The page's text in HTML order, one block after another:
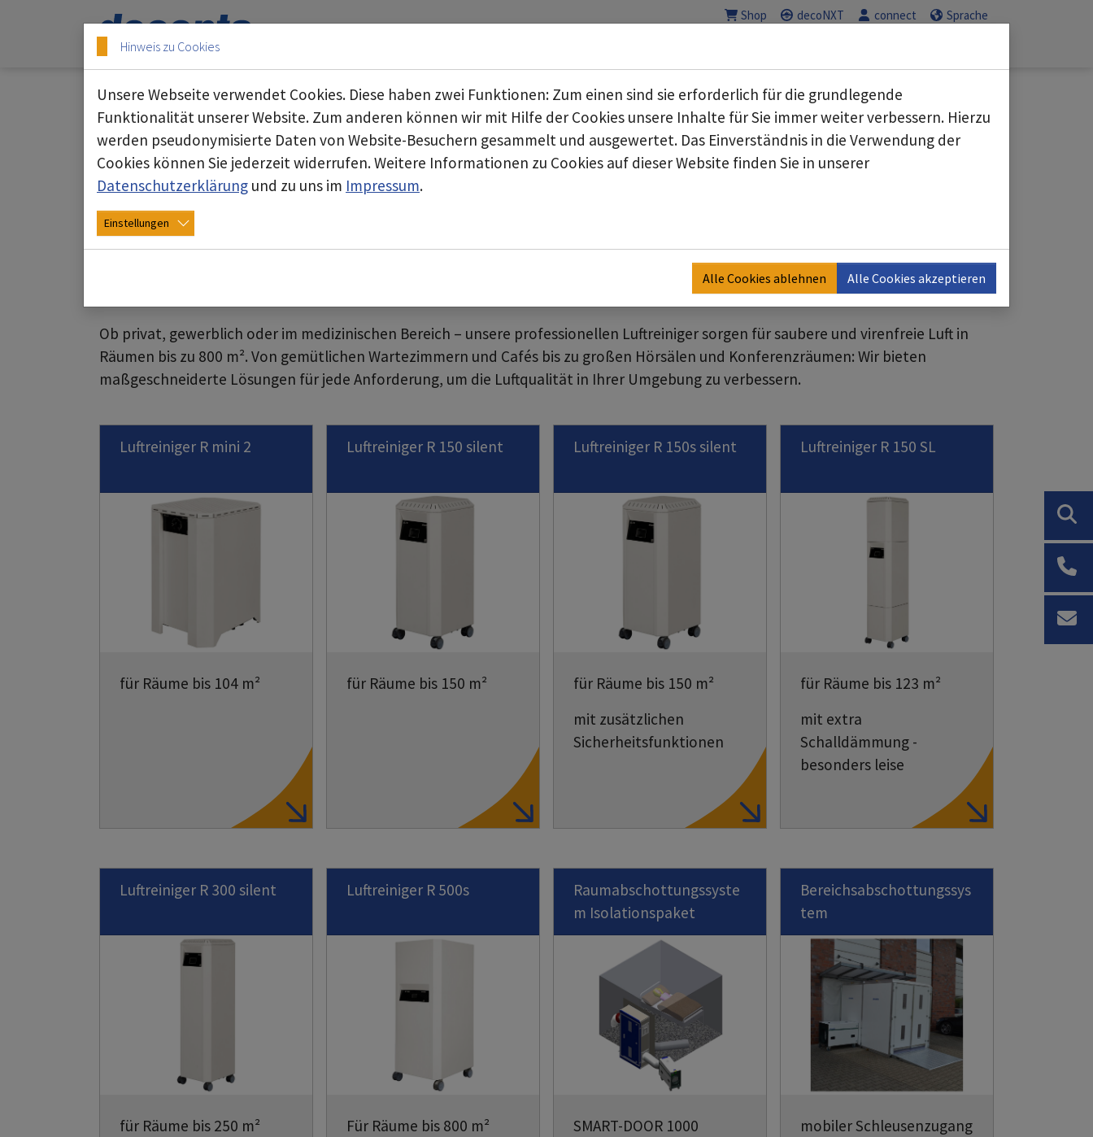
Skip to main content
Skip to page footer Shop decoNXT connect Sprache
pure air: Luftreinigung
Raumluftreiniger für reine und gesunde Räume
Unsichtbare Gefahren in der Luft? Viren, Bakterien, Staub, Pollen und unsichtbare Partikel – sie umgeben uns täglich, besonders an
Orten mit vielen Menschen wie Sportvereinen, Wartezimmern, Geschäften oder Zuhause.
Nicht mit deconta! Unsere fortschrittlichen Luftreiniger minimieren nicht nur das Risiko von Virusinfektionen und die Freisetzung von
feinen Partikeln und Staub. Sie reduzieren auch die Belastung durch Allergene wie Heuschnupfen und eliminieren unangenehme
Ob privat, gewerblich oder im medizinischen Bereich – unsere professionellen Luftreiniger sorgen für saubere und virenfreie Luft in
Räumen bis zu 800 m². Von gemütlichen Wartezimmern und Cafés bis zu großen Hörsälen und Konferenzräumen: Wir bieten
maßgeschneiderte Lösungen für jede Anforderung, um die Luftqualität in Ihrer Umgebung zu verbessern.
Luftreiniger R mini 2
für Räume bis 104 m²
Luftreiniger R 150 silent
für Räume bis 150 m²
Luftreiniger R 150s silent
für Räume bis 150 m²
mit zusätzlichen
Sicherheitsfunktionen
Luftreiniger R 150 SL
für Räume bis 123 m²
mit extra
Schalldämmung -
besonders leise
Luftreiniger R 300 silent
für Räume bis 250 m²
Luftreiniger R 500s
Für Räume bis 800 m²
Raumabschottungssyste
m Isolationspaket
SMART-DOOR 1000
Bereichsabschottungssys
tem
mobiler Schleusenzugang
Hinweis zu Cookies
Unsere Webseite verwendet Cookies. Diese haben zwei Funktionen: Zum einen sind sie erforderlich für die grundlegende
Funktionalität unserer Website. Zum anderen können wir mit Hilfe der Cookies unsere Inhalte für Sie immer weiter verbessern. Hierzu
werden pseudonymisierte Daten von Website-Besuchern gesammelt und ausgewertet. Das Einverständnis in die Verwendung der
Cookies können Sie jederzeit widerrufen. Weitere Informationen zu Cookies auf dieser Website finden Sie in unserer
Datenschutzerklärung und zu uns im Impressum.
Einstellungen
Alle Cookies ablehnen Alle Cookies akzeptieren